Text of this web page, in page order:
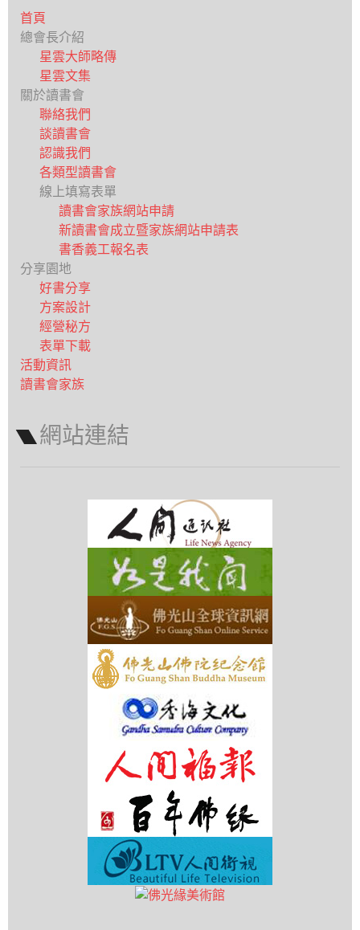
首頁
總會長介紹
星雲大師略傳
星雲文集
關於讀書會
聯絡我們
談讀書會
認識我們
各類型讀書會
線上填寫表單
讀書會家族網站申請
新讀書會成立暨家族網站申請表
書香義工報名表
分享園地
好書分享
方案設計
經營秘方
表單下載
活動資訊
讀書會家族
網站連結